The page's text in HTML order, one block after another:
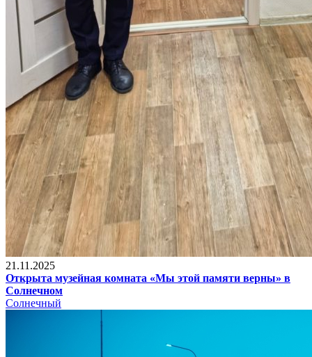
21.11.2025
Открыта музейная комната «Мы этой памяти верны» в
Солнечном
Солнечный